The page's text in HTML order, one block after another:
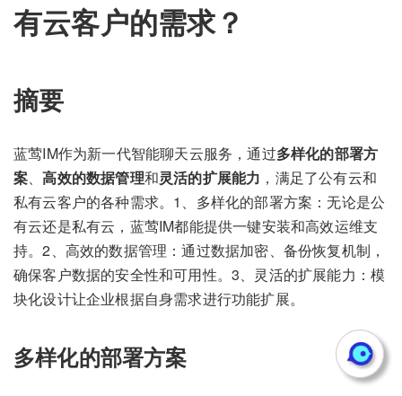
有云客户的需求？
摘要
蓝莺IM作为新一代智能聊天云服务，通过多样化的部署方
案、高效的数据管理和灵活的扩展能力 ，满足了公有云和
私有云客户的各种需求。1、多样化的部署方案：无论是公
有云还是私有云，蓝莺IM都能提供一键安装和高效运维支
持。2、高效的数据管理：通过数据加密、备份恢复机制，
确保客户数据的安全性和可用性。3、灵活的扩展能力：模
块化设计让企业根据自身需求进行功能扩展。
多样化的部署方案